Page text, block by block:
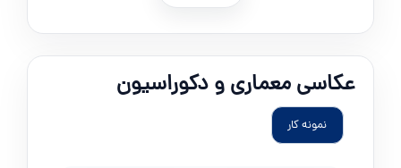
عکاسی معماری و دکوراسیون
نمونه کار